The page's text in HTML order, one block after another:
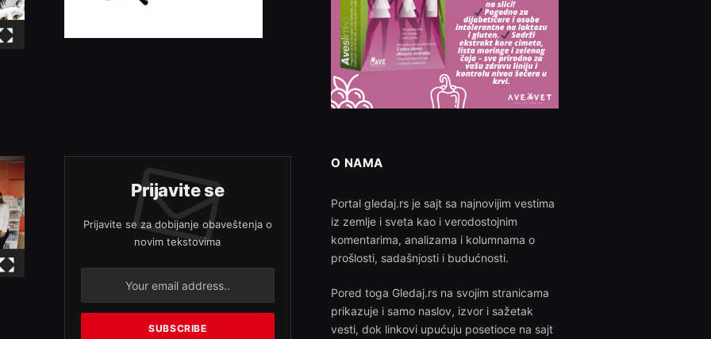
Prijavite se
Prijavite se za dobijanje obaveštenja o
novim tekstovima
O NAMA
Portal gledaj.rs je sajt sa najnovijim vestima
iz zemlje i sveta kao i verodostojnim
komentarima, analizama i kolumnama o
prošlosti, sadašnjosti i budućnosti.
Pored toga Gledaj.rs na svojim stranicama
prikazuje i samo naslov, izvor i sažetak
vesti, dok linkovi upućuju posetioce na sajt